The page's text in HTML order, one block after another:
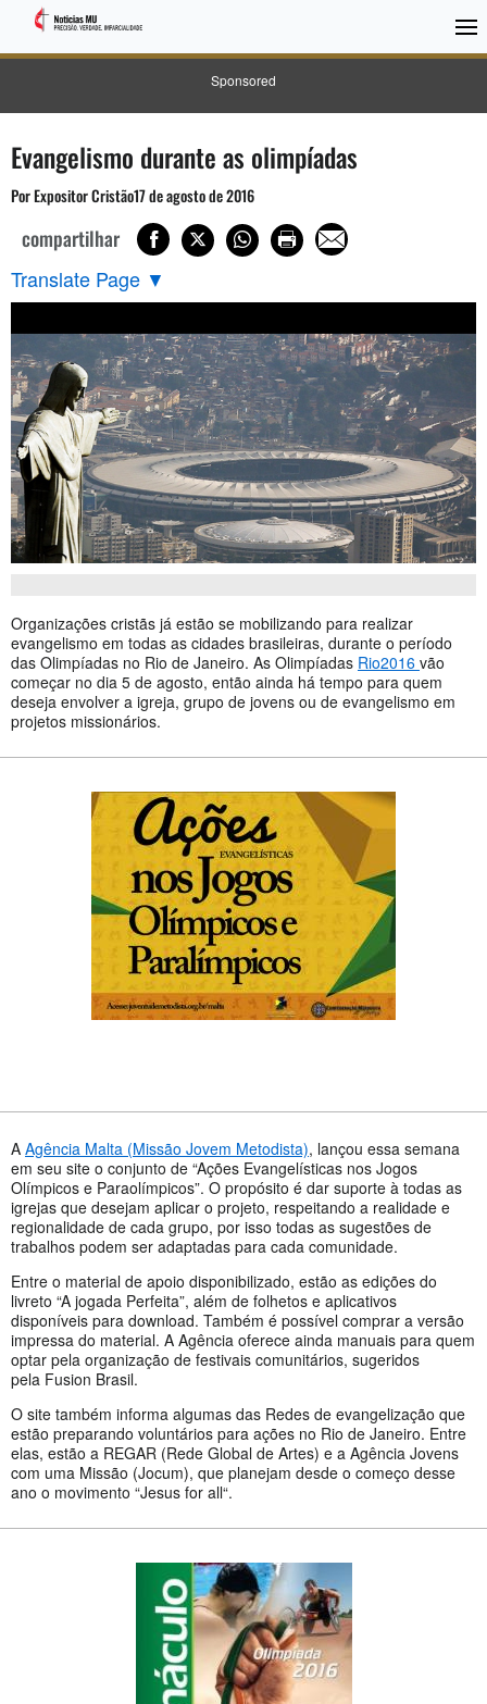
Sponsored
Evangelismo durante as olimpíadas
Por Expositor Cristão17 de agosto de 2016
compartilhar
Translate Page ▼
Organizações cristãs já estão se mobilizando para realizar
evangelismo em todas as cidades brasileiras, durante o período
das Olimpíadas no Rio de Janeiro. As Olimpíadas Rio2016 vão
começar no dia 5 de agosto, então ainda há tempo para quem
deseja envolver a igreja, grupo de jovens ou de evangelismo em
projetos missionários.
A Agência Malta (Missão Jovem Metodista), lançou essa semana
em seu site o conjunto de “Ações Evangelísticas nos Jogos
Olímpicos e Paraolímpicos”. O propósito é dar suporte à todas as
igrejas que desejam aplicar o projeto, respeitando a realidade e
regionalidade de cada grupo, por isso todas as sugestões de
trabalhos podem ser adaptadas para cada comunidade.
Entre o material de apoio disponibilizado, estão as edições do
livreto “A jogada Perfeita”, além de folhetos e aplicativos
disponíveis para download. Também é possível comprar a versão
impressa do material. A Agência oferece ainda manuais para quem
optar pela organização de festivais comunitários, sugeridos
pela Fusion Brasil.
O site também informa algumas das Redes de evangelização que
estão preparando voluntários para ações no Rio de Janeiro. Entre
elas, estão a REGAR (Rede Global de Artes) e a Agência Jovens
com uma Missão (Jocum), que planejam desde o começo desse
ano o movimento “Jesus for all“.